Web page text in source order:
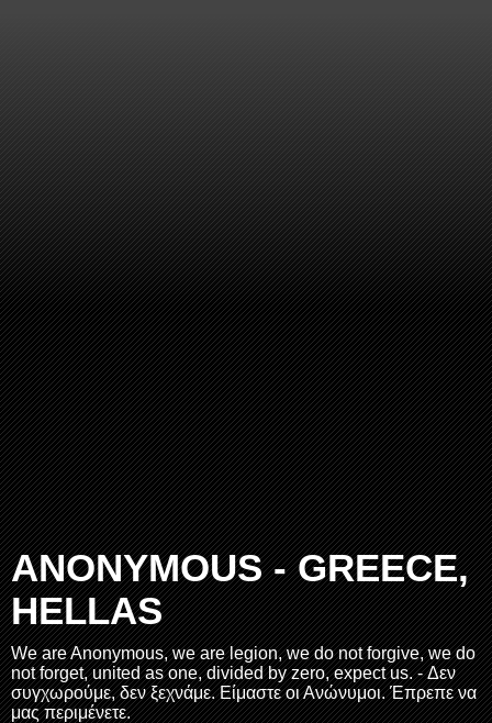
ANONYMOUS - GREECE,
HELLAS
We are Anonymous, we are legion, we do not forgive, we do
not forget, united as one, divided by zero, expect us. - Δεν
συγχωρούμε, δεν ξεχνάμε. Είμαστε οι Ανώνυμοι. Έπρεπε να
μας περιμένετε.